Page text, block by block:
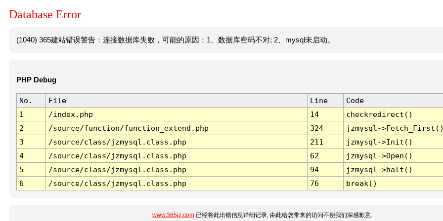
Database Error
(1040) 365建站错误警告：连接数据库失败，可能的原因：1、数据库密码不对; 2、mysql未启动。
PHP Debug
No. File Line
Code
1
/index.php 14
checkredirect()
2
/source/function/function_extend.php 324
jzmysql-
3
/source/class/jzmysql.class.php 211
jzmysql->Init()
4
/source/class/jzmysql.class.php 62
jzmysql->Open()
5
/source/class/jzmysql.class.php 94
jzmysql->halt()
6
/source/class/jzmysql.class.php 76 break()
www.365jz.com已经将此出错信息详细记录, 由此给您带来的访问不便我们深感歉意.